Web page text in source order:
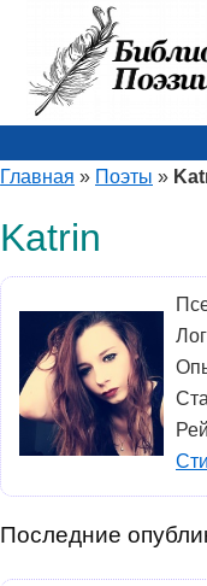
Главная » Поэты »
Katrin
Последние